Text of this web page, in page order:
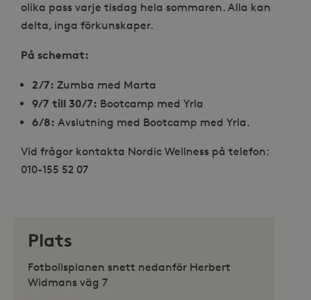
olika pass varje tisdag hela sommaren. Alla kan
delta, inga förkunskaper.
På schemat:
2/7: Zumba med Marta
9/7 till 30/7: Bootcamp med Yrla
6/8: Avslutning med Bootcamp med Yrla.
Vid frågor kontakta Nordic Wellness på telefon:
010-155 52 07
Plats
Fotbollsplanen snett nedanför Herbert
Widmans väg 7